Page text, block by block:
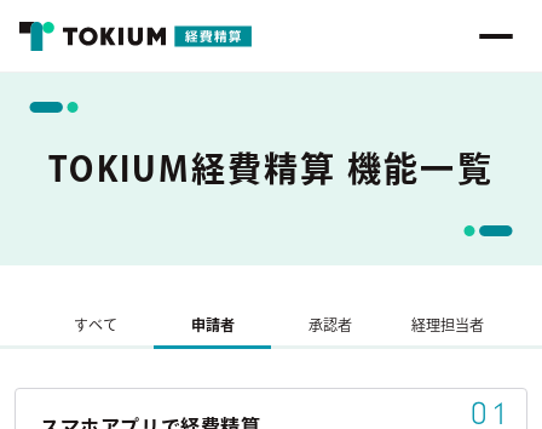
TOKIUM経費精算 機能一覧
すべて 申請者 承認者 経理担当者
01